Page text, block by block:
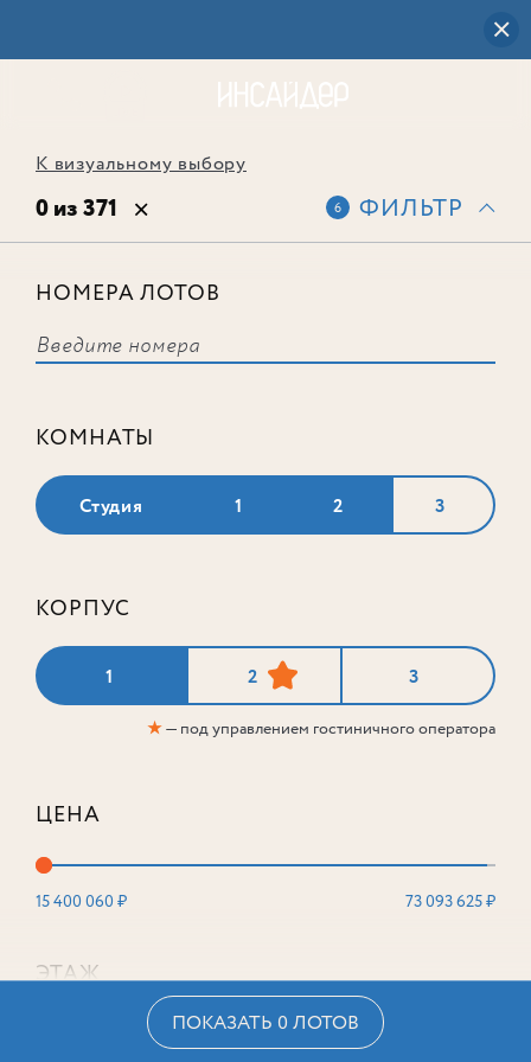
К визуальному выбору
0 из 371 6 ФИЛЬТР
НОМЕРА ЛОТОВ
КОМНАТЫ
Студия 1 2 3
КОРПУС
1 2 3
★— под управлением гостиничного оператора
ЦЕНА
15 400 060 ₽ 73 093 625 ₽
ЭТАЖ
ПОКАЗАТЬ 0 ЛОТОВ
соответствует ни одного лота